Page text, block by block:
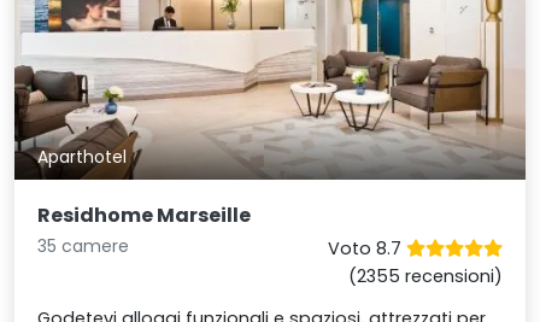
Aparthotel
Residhome Marseille
35 camere
Voto 8.7
(2355 recensioni)